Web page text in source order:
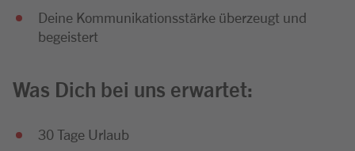
Deine Kommunikationsstärke überzeugt und
begeistert
Was Dich bei uns erwartet:
30 Tage Urlaub